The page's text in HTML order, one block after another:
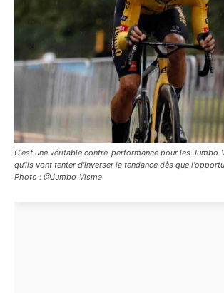
C'est une véritable contre-performance pour les Jumbo-
qu'ils vont tenter d'inverser la tendance dès que
Photo : @Jumbo_Visma